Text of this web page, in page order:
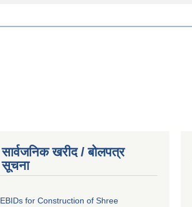
सार्वजनिक खरीद / बोलपत्र
सूचना
EBIDs for Construction of Shree